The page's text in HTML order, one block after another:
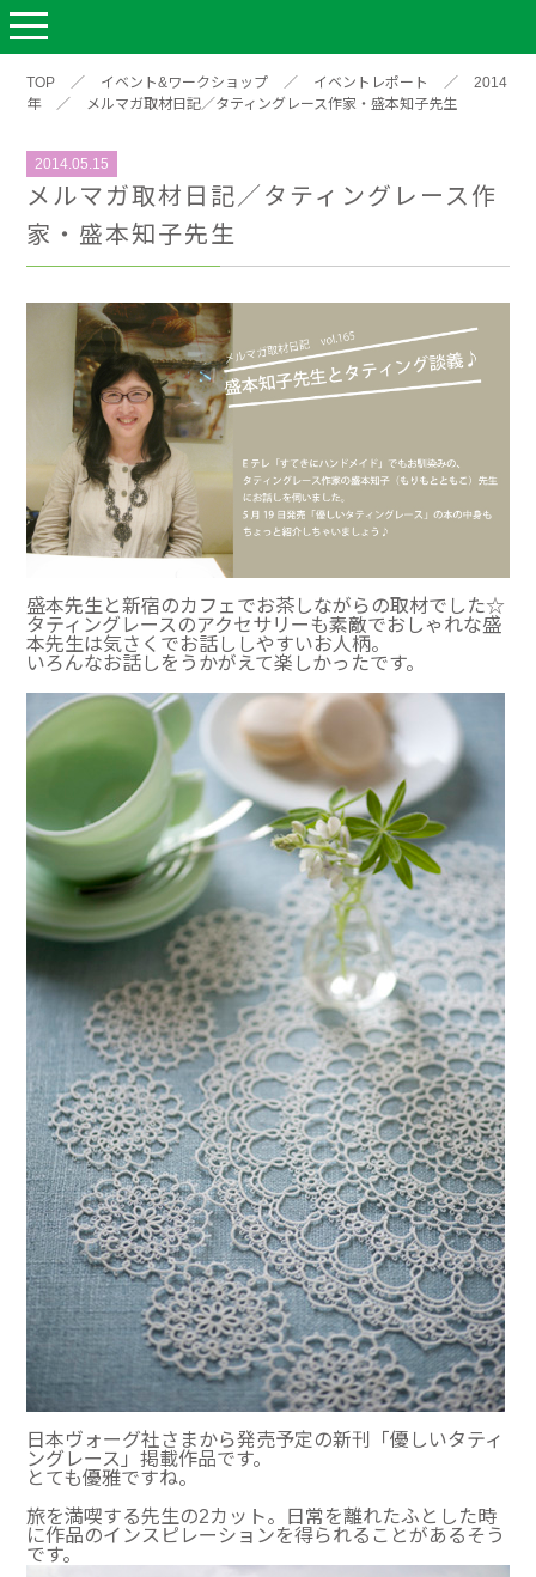
TOP ／ イベント&ワークショップ ／ イベントレポート ／
2014
年
／ メルマガ取材日記／タティングレース作家・盛本知子先生
2014.05.15
メルマガ取材日記／タティングレース作
家・盛本知子先生
盛本先生と新宿のカフェでお茶しながらの取材でした☆
タティングレースのアクセサリーも素敵でおしゃれな盛
本先生は気さくでお話ししやすいお人柄。
いろんなお話しをうかがえて楽しかったです。
日本ヴォーグ社さまから発売予定の新刊「優しいタティ
ングレース」掲載作品です。
とても優雅ですね。
旅を満喫する先生の2カット。日常を離れたふとした時
に作品のインスピレーションを得られることがあるそう
です。